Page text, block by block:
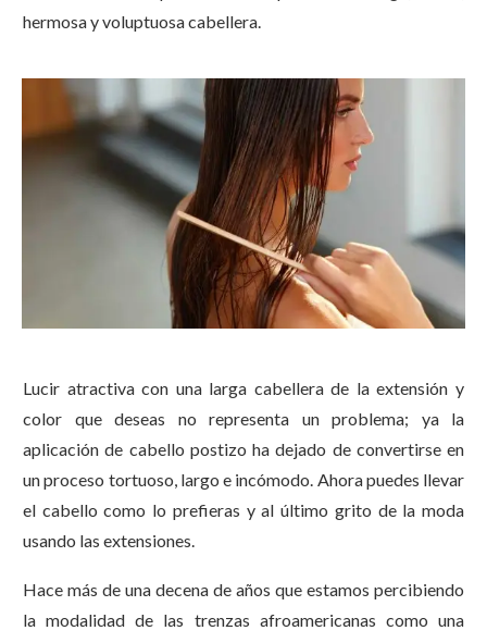
hermosa y voluptuosa cabellera.
Lucir atractiva con una larga cabellera de la extensión y
color que deseas no representa un problema; ya la
aplicación de cabello postizo ha dejado de convertirse en
un proceso tortuoso, largo e incómodo. Ahora puedes llevar
el cabello como lo prefieras y al último grito de la moda
usando las extensiones.
Hace más de una decena de años que estamos percibiendo
la modalidad de las trenzas afroamericanas como una